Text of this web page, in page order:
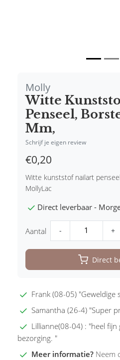
Molly
Witte
Penseel,
Mm,
Schrijf je eigen review
€0,20
Witte kunststof nailart
MollyLac
Direct leverbaar -
Aantal - +
Direct
Frank (08-05) "Geweldige
Samantha (26-4) "Super
Lillianne(08-04) : "heel
bezorging. "
Meer informatie? Neem